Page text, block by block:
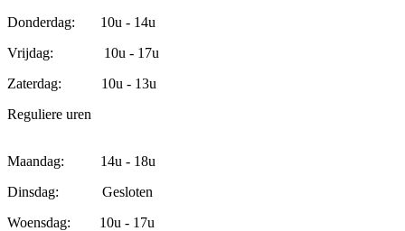
Donderdag: 10u - 14u
Vrijdag: 10u - 17u
Zaterdag: 10u - 13u
Reguliere uren
Maandag: 14u - 18u
Dinsdag: Gesloten
Woensdag: 10u - 17u